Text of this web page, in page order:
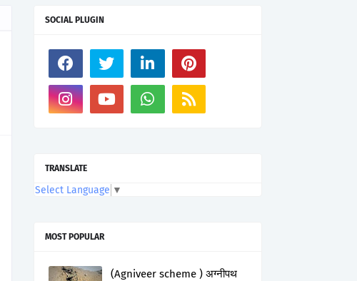
SOCIAL PLUGIN
TRANSLATE
Select Language ▼
MOST POPULAR
(Agniveer scheme ) अग्नीपथ